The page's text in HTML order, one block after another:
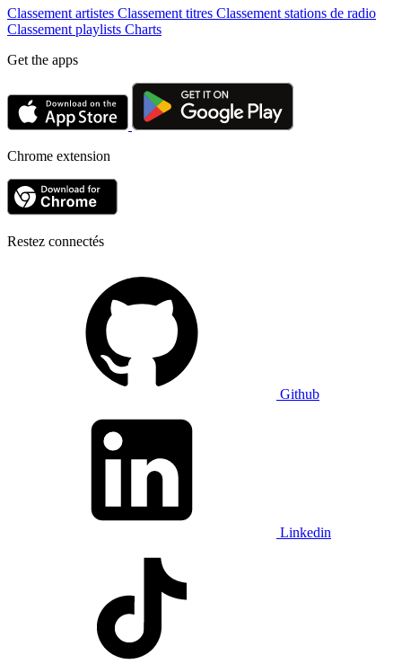
Classement artistes Classement titres Classement stations de radio
Classement playlists Charts
Get the apps
Chrome extension
Restez connectés
Github
Linkedin